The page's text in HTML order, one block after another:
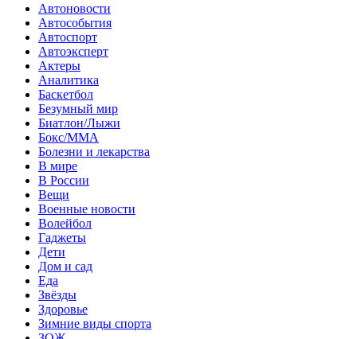
Автоновости
Автособытия
Автоспорт
Автоэксперт
Актеры
Аналитика
Баскетбол
Безумный мир
Биатлон/Лыжи
Бокс/MMA
Болезни и лекарства
В мире
В России
Вещи
Военные новости
Волейбол
Гаджеты
Дети
Дом и сад
Еда
Звёзды
Здоровье
Зимние виды спорта